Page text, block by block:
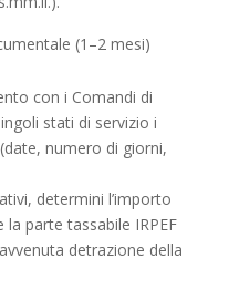
(1–2 mesi)
con i Comandi di
stati di servizio i
numero di giorni,
determini l’importo
parte tassabile IRPEF
detrazione della